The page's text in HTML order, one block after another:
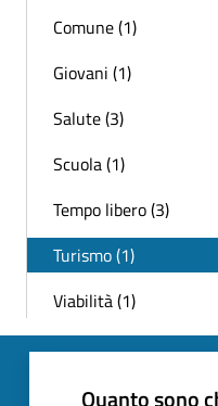
Comune (1)
Giovani (1)
Salute (3)
Scuola (1)
Tempo libero (3)
Turismo (1)
Viabilità (1)
Quanto sono